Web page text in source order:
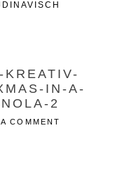
IN-A-
2
COMMENT